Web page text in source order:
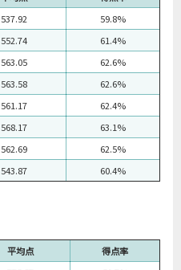
537.92
59.8%
552.74
61.4%
563.05
62.6%
563.58
62.6%
561.17
62.4%
568.17
63.1%
562.69
62.5%
543.87 60.4%
平均点
得点率